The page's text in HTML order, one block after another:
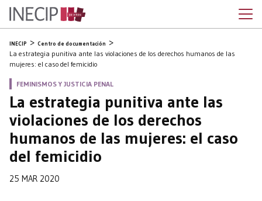
INECIP Centro de documentación
La estrategia punitiva ante las violaciones de los derechos humanos de las
mujeres: el caso del femicidio
FEMINISMOS Y JUSTICIA PENAL
La estrategia punitiva ante las
violaciones de los derechos
humanos de las mujeres: el caso
del femicidio
25 MAR 2020